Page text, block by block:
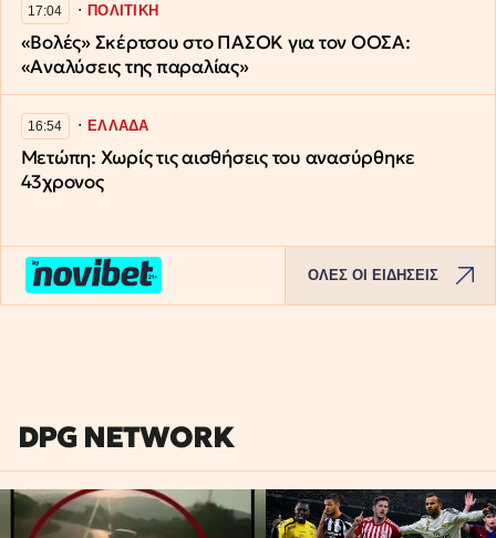
17:04 ∙ΠΟΛΙΤΙΚΗ
«Βολές» Σκέρτσου στο ΠΑΣΟΚ για τον ΟΟΣΑ:
«Αναλύσεις της παραλίας»
16:54 ∙ΕΛΛΑΔΑ
Μετώπη: Χωρίς τις αισθήσεις του ανασύρθηκε
43χρονος
ΟΛΕΣ ΟΙ ΕΙΔΗΣΕΙΣ
DPG NETWORK